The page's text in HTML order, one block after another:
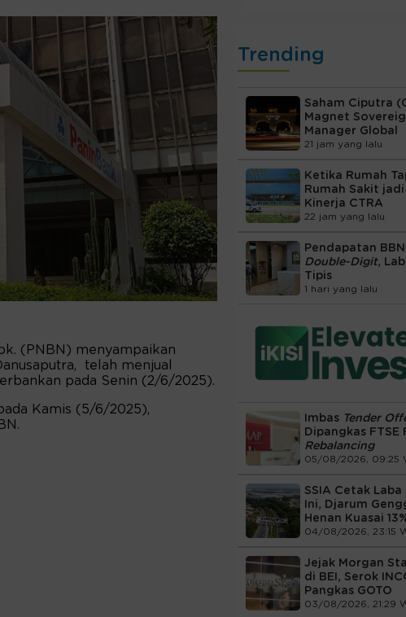
(PNBN) menyampaikan
telah menjual
pada Senin (2/6/2025).
Kamis (5/6/2025),
Trending
Saham Ciputra
Magnet
Manager Global
21 jam yang lalu
Ketika Rumah
Rumah Sakit
Kinerja CTRA
22 jam yang lalu
Pendapatan
Double-Digit,
Tipis
1 hari yang lalu
Imbas Tender
Dipangkas FTSE
Rebalancing
05/08/2026, 09:25
SSIA Cetak
Ini, Djarum
Henan Kuasai
04/08/2026, 23:15
Jejak Morgan
di BEI, Serok
Pangkas GOTO
03/08/2026, 21:29